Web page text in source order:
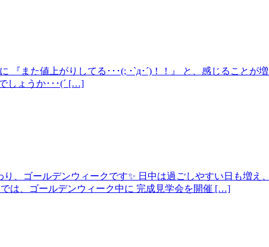
『また値上がりしてる･･･(; ･`д･´)！！』 と、感じること
しょうか･･･(´ […]
、ゴールデンウィークです✨ 日中は過ごしやすい日も増え
は、ゴールデンウィーク中に 完成見学会を開催 […]